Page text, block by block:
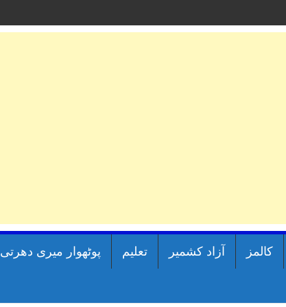
کالمز آزاد کشمیر تعلیم پوٹھوار میری دھرتی